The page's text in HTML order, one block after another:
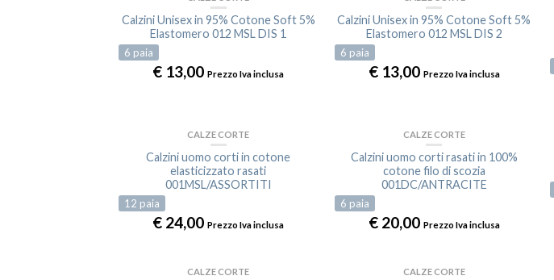
Calzini Unisex in 95% Cotone Soft 5%
Elastomero 012 MSL DIS 1
6 paia
€ 13,00 Prezzo Iva inclusa
Calzini Unisex in 95% Cotone Soft 5%
Elastomero 012 MSL DIS 2
6 paia
€13,00 Prezzo Iva inclusa
ESAURITO
CALZE CORTE
Calzini uomo corti in cotone
elasticizzato rasati
001MSL/ASSORTITI
12 paia
€ 24,00 Prezzo Iva inclusa
CALZE CORTE
Calzini uomo corti rasati in 100%
cotone filo di scozia
001DC/ANTRACITE
6 paia
€20,00 Prezzo Iva inclusa
CALZE CORTE CALZE CORTE